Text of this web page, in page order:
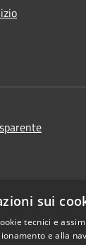
sui
tecnici e
e alla